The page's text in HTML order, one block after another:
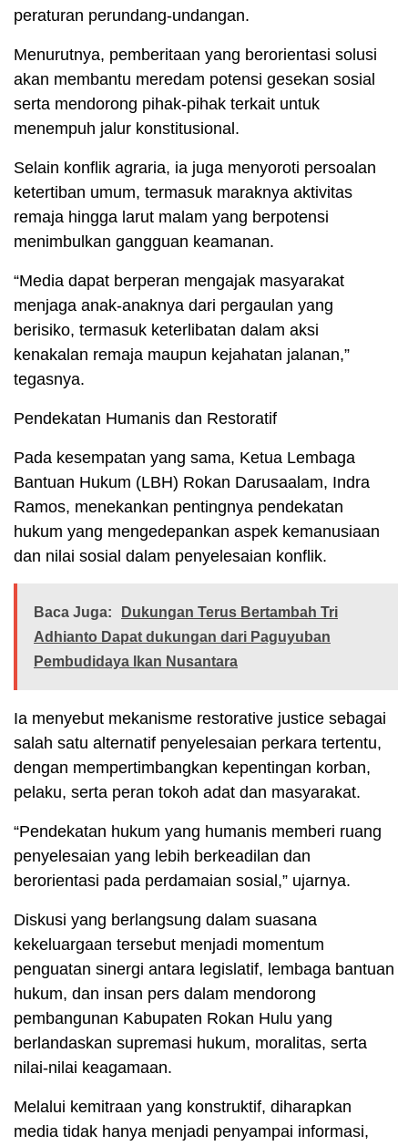
peraturan perundang-undangan.
Menurutnya, pemberitaan yang berorientasi solusi
akan membantu meredam potensi gesekan sosial
serta mendorong pihak-pihak terkait untuk
menempuh jalur konstitusional.
Selain konflik agraria, ia juga menyoroti persoalan
ketertiban umum, termasuk maraknya aktivitas
remaja hingga larut malam yang berpotensi
menimbulkan gangguan keamanan.
“Media dapat berperan mengajak masyarakat
menjaga anak-anaknya dari pergaulan yang
berisiko, termasuk keterlibatan dalam aksi
kenakalan remaja maupun kejahatan jalanan,”
tegasnya.
Pendekatan Humanis dan Restoratif
Pada kesempatan yang sama, Ketua Lembaga
Bantuan Hukum (LBH) Rokan Darusaalam, Indra
Ramos, menekankan pentingnya pendekatan
hukum yang mengedepankan aspek kemanusiaan
dan nilai sosial dalam penyelesaian konflik.
Baca Juga:
Dukungan Terus Bertambah Tri
Adhianto Dapat dukungan dari Paguyuban
Pembudidaya Ikan Nusantara
Ia menyebut mekanisme restorative justice sebagai
salah satu alternatif penyelesaian perkara tertentu,
dengan mempertimbangkan kepentingan korban,
pelaku, serta peran tokoh adat dan masyarakat.
“Pendekatan hukum yang humanis memberi ruang
penyelesaian yang lebih berkeadilan dan
berorientasi pada perdamaian sosial,” ujarnya.
Diskusi yang berlangsung dalam suasana
kekeluargaan tersebut menjadi momentum
penguatan sinergi antara legislatif, lembaga bantuan
hukum, dan insan pers dalam mendorong
pembangunan Kabupaten Rokan Hulu yang
berlandaskan supremasi hukum, moralitas, serta
nilai-nilai keagamaan.
Melalui kemitraan yang konstruktif, diharapkan
media tidak hanya menjadi penyampai informasi,